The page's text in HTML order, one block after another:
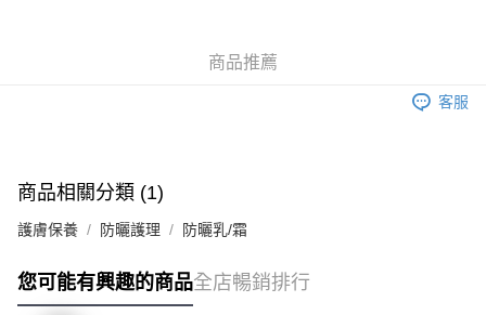
每筆HK$20.00，滿HK$100.00或以上免運費
(澳門門市) 只顯示可選門市。確認發貨後2-5個工作天到店，3天內
澳門地區配送 - 確認發貨後1-4個工作天送達
商品推薦
客服
商品相關分類 (1)
護膚保養 防曬護理 防曬乳/霜
您可能有興趣的商品全店暢銷排行